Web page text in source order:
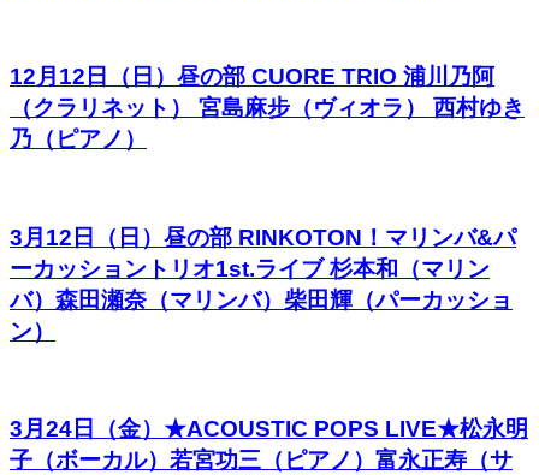
12月12日（日）昼の部 CUORE TRIO 浦川乃阿
（クラリネット） 宮島麻步（ヴィオラ） 西村ゆき
乃（ピアノ）
3月12日（日）昼の部 RINKOTON！マリンバ&パ
ーカッショントリオ1st.ライブ 杉本和（マリン
バ）森田瀬奈（マリンバ）柴田輝（パーカッショ
ン）
3月24日（金）★ACOUSTIC POPS LIVE★松永明
子（ボーカル）若宮功三（ピアノ）富永正寿（サ